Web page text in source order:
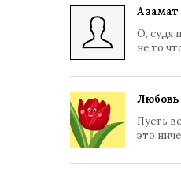
Азамат
О, судя
не то
Любовь
Пусть
это